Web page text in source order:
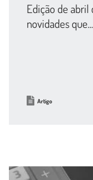
Edição de abril
novidades que...
Artigo